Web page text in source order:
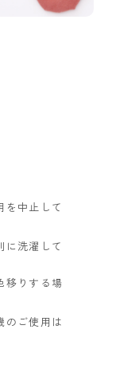
を中止して
に洗濯して
移りする場
のご使用は